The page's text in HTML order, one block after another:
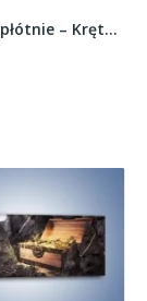
Obraz na płótnie – Krętą dróżką pod górę –...